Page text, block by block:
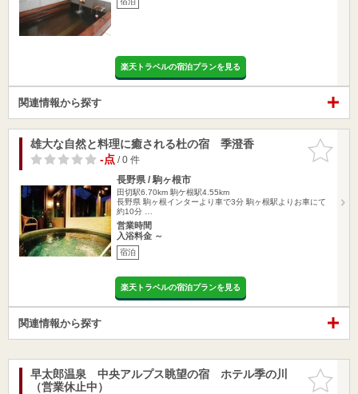
楽天トラベルの宿泊プランを見る
関連情報から探す
お気に入
りに追加
雄大な自然と料理に癒される杜の宿 季澄香
-点/ 0 件
長野県 / 駒ヶ根市
田切駅6.70km 駒ケ根駅4.55km
長野県 駒ヶ根インターより車で3分 駒ヶ根駅よりお車にて
約10分 …
営業時間
入浴料金 ～
宿泊
楽天トラベルの宿泊プランを見る
関連情報から探す
お気に入
りに追加
早太郎温泉 中央アルプス眺望の宿 ホテル季の川
（営業休止中）